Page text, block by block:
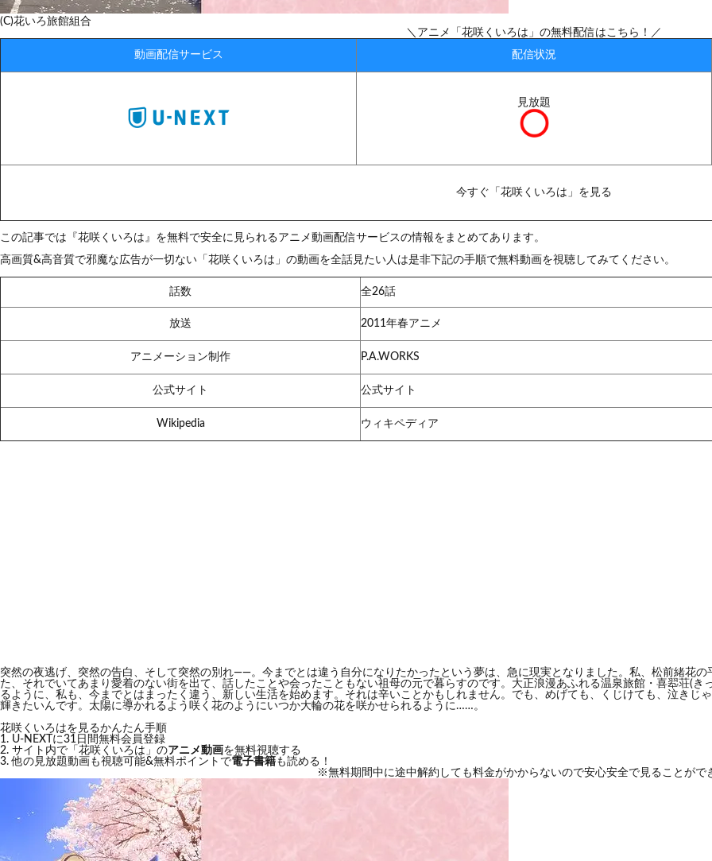
(C)花いろ旅館組合
＼アニメ「花咲くいろは」の無料配信はこちら！／
動画配信サービス
配信状況
見放題
今すぐ「花咲くいろは」を見る
この記事では『花咲くいろは』を無料で安全に見られるアニメ動画配信サービスの情報をまとめてあります。
高画質&高音質で邪魔な広告が一切ない「花咲くいろは」の動画を全話見たい人は是非下記の手順で無料動画を視聴してみてください。
話数 全26話
放送 2011年春アニメ
アニメーション制作 P.A.WORKS
公式サイト 公式サイト
Wikipedia ウィキペディア
突然の夜逃げ、突然の告白、そして突然の別れ――。今までとは違う自分になりたかったという夢は、急に現実となりました。私、松前緒花
た、それでいてあまり愛着のない街を出て、話したことや会ったこともない祖母の元で暮らすのです。大正浪漫あふれる温泉旅館・喜翆荘(
るように、私も、今までとはまったく違う、新しい生活を始めます。それは辛いことかもしれません。でも、めげても、くじけても、泣きじ
輝きたいんです。太陽に導かれるよう咲く花のようにいつか大輪の花を咲かせられるように……。
花咲くいろはを見るかんたん手順
U-NEXTに31日間無料会員登録
サイト内で「花咲くいろは」のアニメ動画を無料視聴する
他の見放題動画も視聴可能&無料ポイントで電子書籍も読める！
※無料期間中に途中解約しても料金がかからないので安心安全で見ることがで